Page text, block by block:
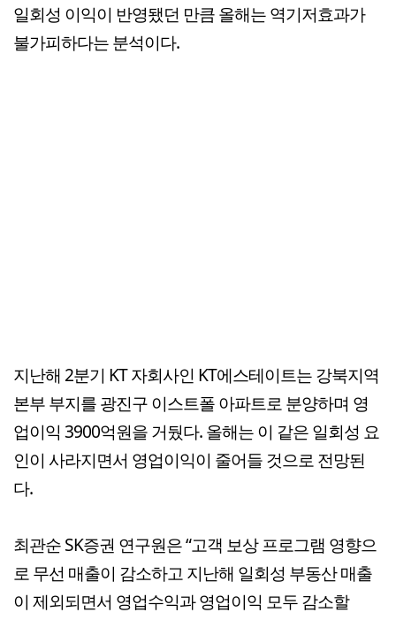
일회성 이익이 반영됐던 만큼 올해는 역기저효과가
불가피하다는 분석이다.
지난해 2분기 KT 자회사인 KT에스테이트는 강북지역
본부 부지를 광진구 이스트폴 아파트로 분양하며 영
업이익 3900억원을 거뒀다. 올해는 이 같은 일회성 요
인이 사라지면서 영업이익이 줄어들 것으로 전망된
다.
최관순 SK증권 연구원은 “고객 보상 프로그램 영향으
로 무선 매출이 감소하고 지난해 일회성 부동산 매출
이 제외되면서 영업수익과 영업이익 모두 감소할